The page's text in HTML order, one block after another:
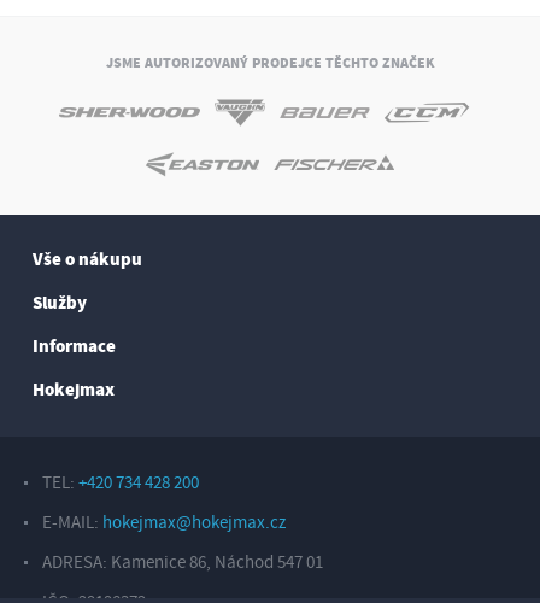
JSME AUTORIZOVANÝ PRODEJCE TĚCHTO ZNAČEK
Vše o nákupu
Služby
Informace
Hokejmax
TEL: +420 734 428 200
E-MAIL: hokejmax@hokejmax.cz
ADRESA: Kamenice 86, Náchod 547 01